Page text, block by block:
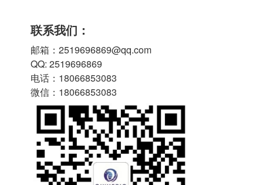
联系我们：
邮箱：2519696869@qq.com
QQ: 2519696869
电话：18066853083
微信：18066853083